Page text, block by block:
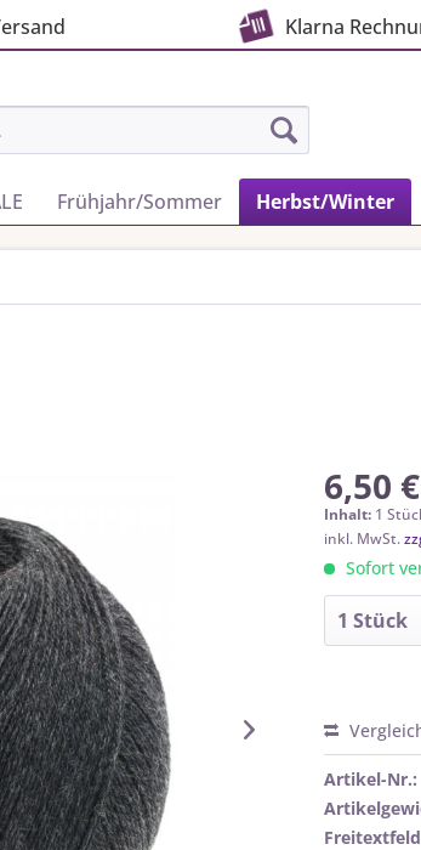
Klarna
Frühjahr/Sommer Herbst/Winter
6,50
Inhalt: 1
inkl. MwSt.
Sofort
Artikel-Nr.: